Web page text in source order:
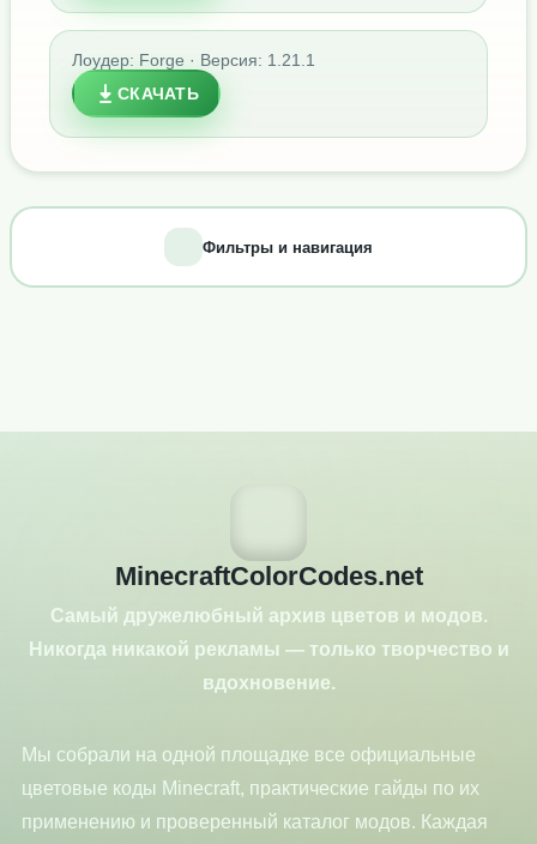
Лоудер: Forge · Версия: 1.21.1
СКАЧАТЬ
Фильтры и навигация
MinecraftColorCodes.net
Самый дружелюбный архив цветов и модов.
Никогда никакой рекламы — только творчество и
вдохновение.
Мы собрали на одной площадке все официальные
цветовые коды Minecraft, практические гайды по их
применению и проверенный каталог модов. Каждая